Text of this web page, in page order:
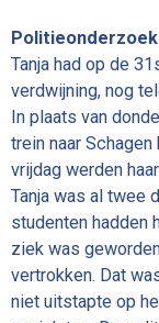
Politieonderzoek
Tanja had op de
verdwijning, nog
In plaats van
trein naar
vrijdag werden
Tanja was al twee
studenten hadden
ziek was
vertrokken. Dat
niet uitstapte op